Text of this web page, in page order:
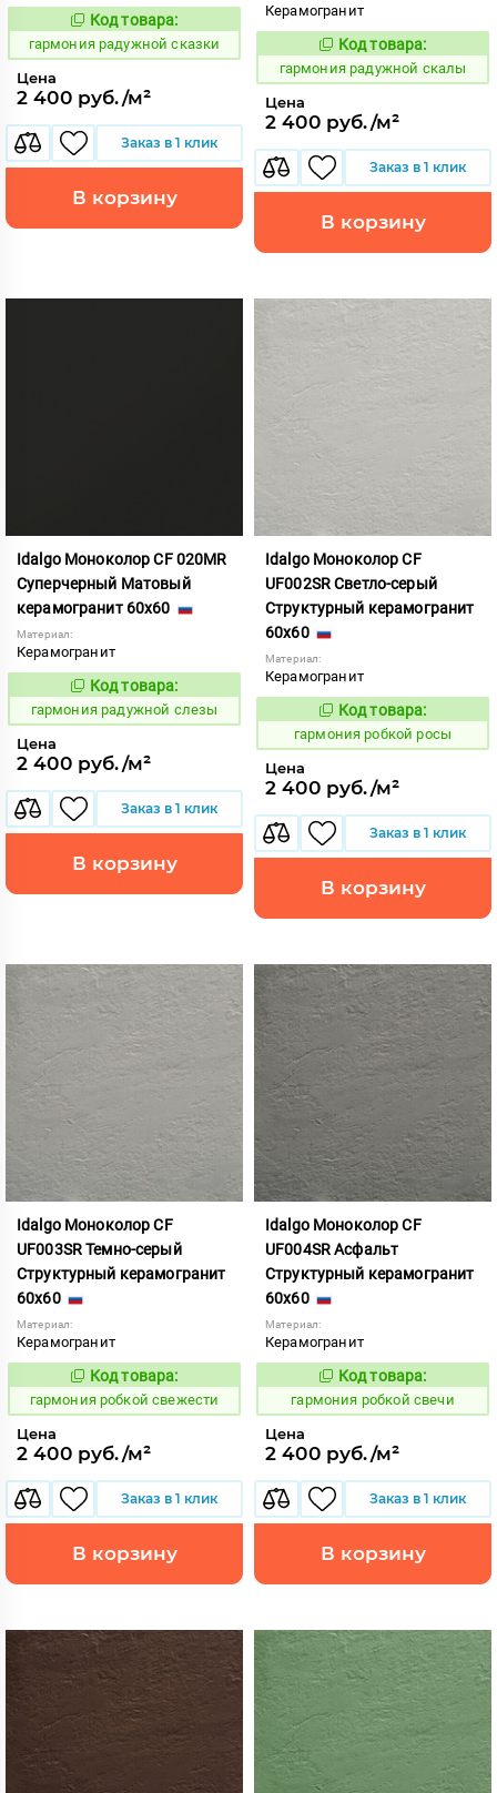
275215
Код товара:
гармония радужной сказки
Цена
2 400 руб./м²
Заказ в 1 клик
В корзину
Керамогранит
275216
Код товара:
гармония радужной скалы
Цена
2 400 руб./м²
Заказ в 1 клик
В корзину
Idalgo Моноколор CF 020MR
Суперчерный Матовый
керамогранит 60x60
Материал:
Керамогранит
275221
Код товара:
гармония радужной слезы
Цена
2 400 руб./м²
Заказ в 1 клик
В корзину
Idalgo Моноколор CF
UF002SR Светло-серый
Структурный керамогранит
60x60
Материал:
Керамогранит
275457
Код товара:
гармония робкой росы
Цена
2 400 руб./м²
Заказ в 1 клик
В корзину
Idalgo Моноколор CF
UF003SR Темно-серый
Структурный керамогранит
60x60
Материал:
Керамогранит
275458
Код товара:
гармония робкой свежести
Цена
2 400 руб./м²
Заказ в 1 клик
В корзину
Idalgo Моноколор CF
UF004SR Асфальт
Структурный керамогранит
60x60
Материал:
Керамогранит
275459
Код товара:
гармония робкой свечи
Цена
2 400 руб./м²
Заказ в 1 клик
В корзину